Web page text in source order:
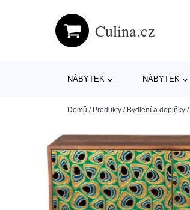
Culina.cz
NÁBYTEK NÁBYTEK
Domů / Produkty / Bydlení a doplňky /